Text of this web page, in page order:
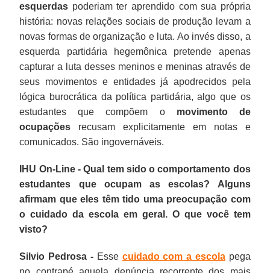
esquerdas poderiam ter aprendido com sua própria
história: novas relações sociais de produção levam a
novas formas de organização e luta. Ao invés disso, a
esquerda partidária hegemônica pretende apenas
capturar a luta desses meninos e meninas através de
seus movimentos e entidades já apodrecidos pela
lógica burocrática da política partidária, algo que os
estudantes que compõem o movimento de
ocupações recusam explicitamente em notas e
comunicados. São ingovernáveis.
IHU On-Line - Qual tem sido o comportamento dos
estudantes que ocupam as escolas? Alguns
afirmam que eles têm tido uma preocupação com
o cuidado da escola em geral. O que você tem
visto?
Silvio Pedrosa -Esse cuidado com a escolapega